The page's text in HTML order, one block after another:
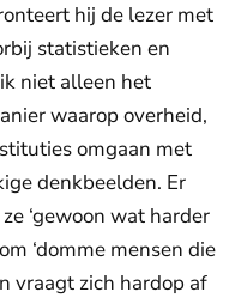
hij de lezer met
statistieken en
niet alleen het
waarop overheid,
omgaan met
denkbeelden. Er
‘gewoon wat harder
‘domme mensen die
vraagt zich hardop af